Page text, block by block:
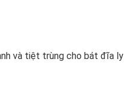
và tiệt trùng cho bát đĩa ly